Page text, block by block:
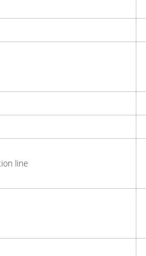
line